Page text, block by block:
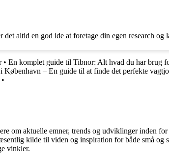
altid en god ide at foretage din egen research
• En komplet guide til Tibnor: Alt hvad du har brug
København – En guide til at finde det perfekte
•
om aktuelle emner, trends og udviklinger inden
kilde til viden og inspiration for både små og
vinkler.